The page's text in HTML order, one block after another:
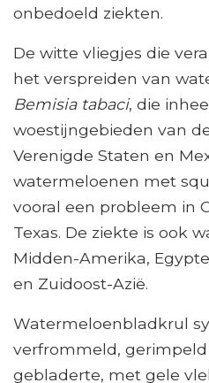
onbedoeld ziekten.
De witte vliegjes die
het verspreiden van
Bemisia tabaci, die
woestijngebieden van
Verenigde Staten en
watermeloenen met
vooral een probleem in
Texas. De ziekte is ook
Midden-Amerika,
en Zuidoost-Azië.
Watermeloenbladkrul
verfrommeld,
gebladerte, met gele